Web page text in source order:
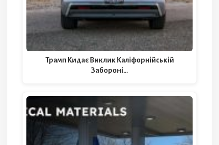
Трамп Кидає Виклик Каліфорнійській
Забороні…